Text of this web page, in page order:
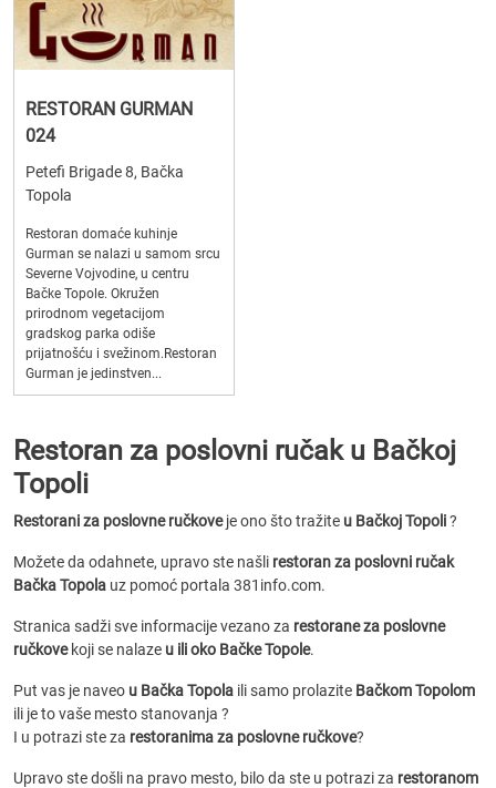
RESTORAN GURMAN
024
Petefi Brigade 8, Bačka
Topola
Restoran domaće kuhinje
Gurman se nalazi u samom srcu
Severne Vojvodine, u centru
Bačke Topole. Okružen
prirodnom vegetacijom
gradskog parka odiše
prijatnošću i svežinom.Restoran
Gurman je jedinstven...
Restoran za poslovni ručak u Bačkoj
Topoli
Restorani za poslovne ručkoveje ono što tražite u Bačkoj Topoli?
Možete da odahnete, upravo ste našli restoran za poslovni ručak
Bačka Topola uz pomoć portala 381info.com.
Stranica sadži sve informacije vezano za restorane za poslovne
ručkovekoji se nalaze u ili oko Bačke Topole.
Put vas je naveo u Bačka Topola ili samo prolazite Bačkom Topolom
ili je to vaše mesto stanovanja ?
I u potrazi ste za restoranima za poslovne ručkove?
Upravo ste došli na pravo mesto, bilo da ste u potrazi za restoranom